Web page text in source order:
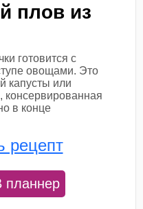
плов из
готовится с
овощами. Это
капусты или
консервированная
в конце
рецепт
планнер